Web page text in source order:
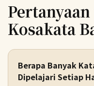
Kosakata
Berapa Banyak
Dipelajari Setiap